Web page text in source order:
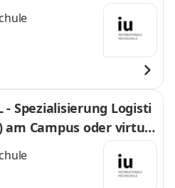
- Spezialisierung Logisti
am Campus oder virtuel